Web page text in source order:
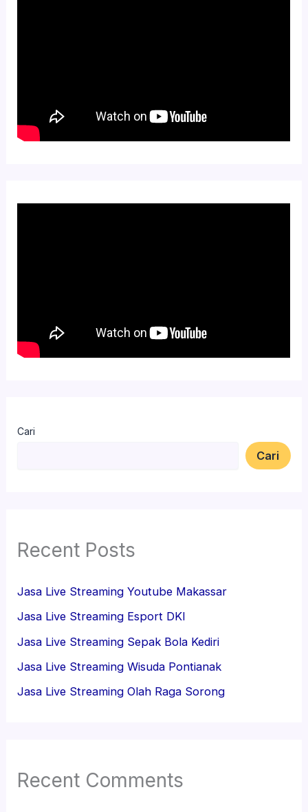
Cari
Cari
Recent Posts
Jasa Live Streaming Youtube Makassar
Jasa Live Streaming Esport DKI
Jasa Live Streaming Sepak Bola Kediri
Jasa Live Streaming Wisuda Pontianak
Jasa Live Streaming Olah Raga Sorong
Recent Comments